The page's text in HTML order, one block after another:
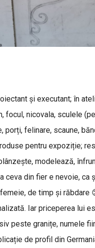
și executant; în
focul, nicovala, sculele
porți, felinare, scaune,
pentru expoziție;
modelează,
ceva din fier e nevoie, ca
de timp și răbdare
Iar priceperea lui
peste granițe, numele
de profil din